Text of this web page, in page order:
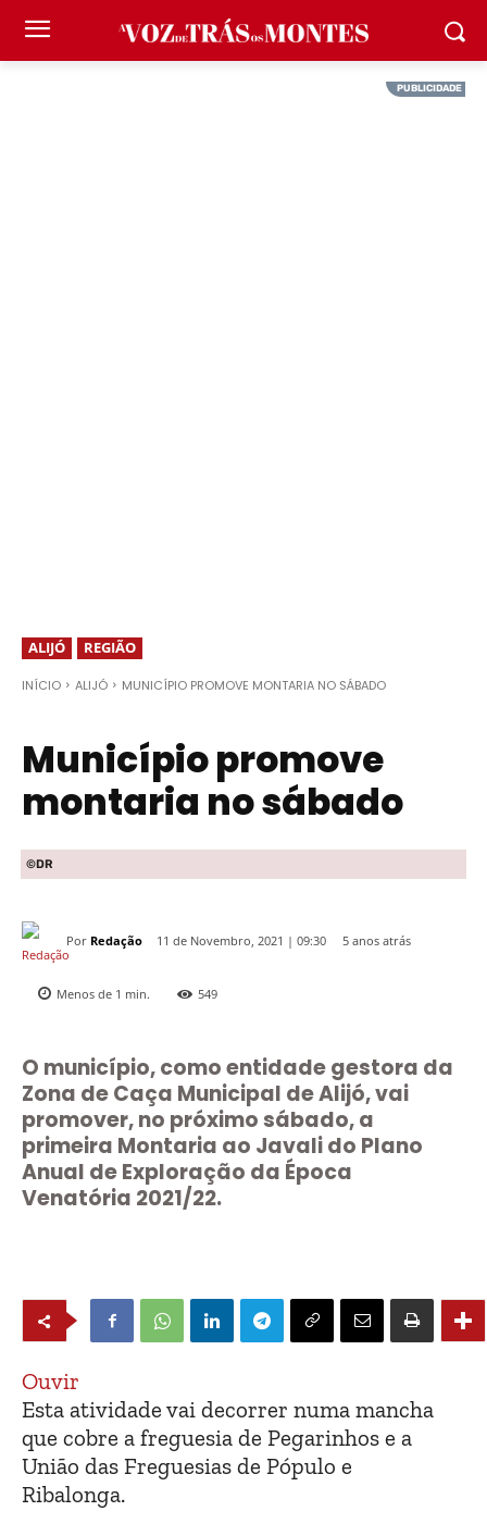
ALIJÓ REGIÃO
INÍCIO ALIJÓ MUNICÍPIO PROMOVE MONTARIA NO SÁBADO
Município promove
montaria no sábado
©DR
Por Redação 11 de Novembro, 2021 | 09:30 5 anos atrás
Menos de 1 min. 549
O município, como entidade gestora da
Zona de Caça Municipal de Alijó, vai
promover, no próximo sábado, a
primeira Montaria ao Javali do Plano
Anual de Exploração da Época
Venatória 2021/22.
Ouvir
Esta atividade vai decorrer numa mancha
que cobre a freguesia de Pegarinhos e a
União das Freguesias de Pópulo e
Ribalonga.